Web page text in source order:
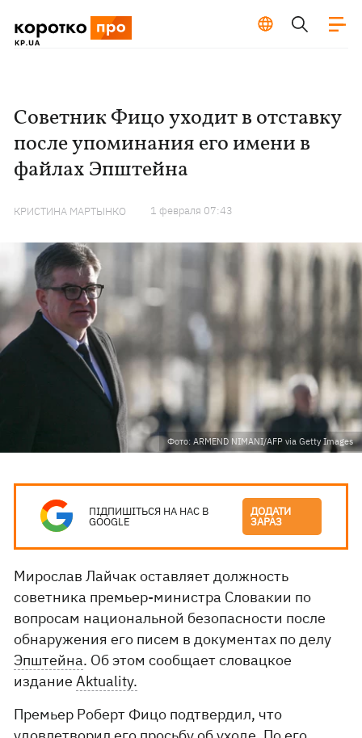
Советник Фицо уходит в отставку
после упоминания его имени в
файлах Эпштейна
КРИСТИНА МАРТЫНКО 1 февраля 07:43
Фото: ARMEND NIMANI/AFP via Getty Images
ПІДПИШІТЬСЯ НА НАС В
GOOGLE
ДОДАТИ
ЗАРАЗ
Мирослав Лайчак оставляет должность
советника премьер-министра Словакии по
вопросам национальной безопасности после
обнаружения его писем в документах по делу
Эпштейна. Об этом сообщает словацкое
изданиеAktuality.
Премьер Роберт Фицо подтвердил, что